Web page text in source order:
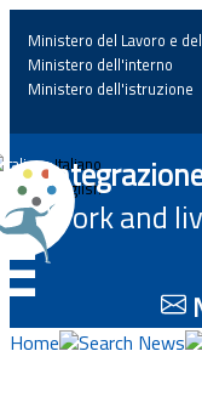
Home
News
Highlights
Ministero del Lavoro e
Ministero dell'interno
Ministero dell'istruzione
Italiano
English
Work and
Home Search News